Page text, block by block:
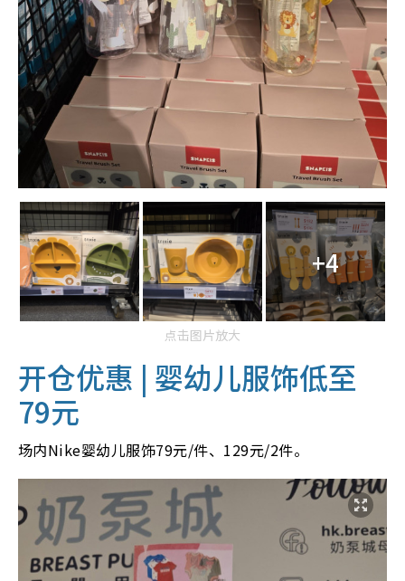
+4
点击图片放大
开仓优惠 | 婴幼儿服饰低至
79元
场内Nike婴幼儿服饰79元/件、129元/2件。